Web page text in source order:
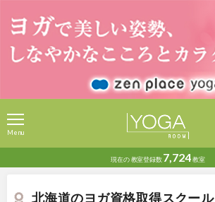
現在の教室登録数 7,724教室
Menu
北海道のヨガ資格取得スクール